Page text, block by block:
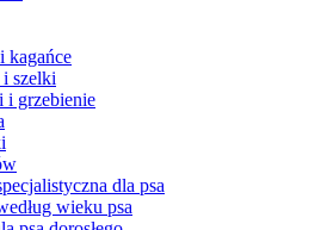
kagańce
i szelki
i grzebienie
dla psa
wieku psa